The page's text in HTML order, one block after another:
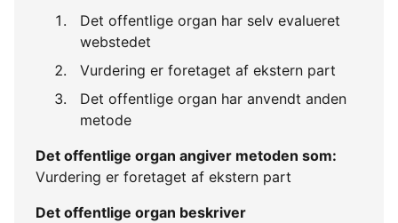
Det offentlige organ har selv evalueret
webstedet
Vurdering er foretaget af ekstern part
Det offentlige organ har anvendt anden
metode
Det offentlige organ angiver metoden som:
Vurdering er foretaget af ekstern part
Det offentlige organ beskriver